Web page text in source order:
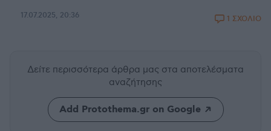
17.07.2025, 20:36 1 ΣΧΟΛΙΟ
Δείτε περισσότερα άρθρα μας στα αποτελέσματα
αναζήτησης
Add Protothema.gr on Google